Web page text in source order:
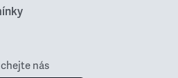
nás